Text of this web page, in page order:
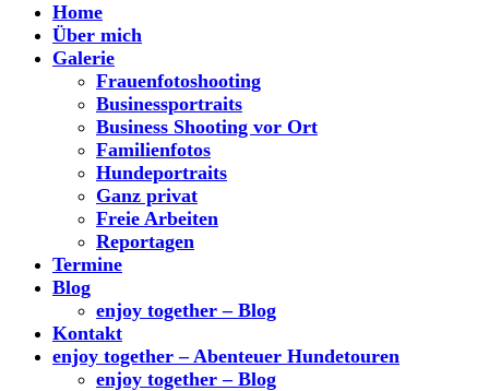
Home
Über mich
Galerie
Frauenfotoshooting
Businessportraits
Business Shooting vor Ort
Familienfotos
Hundeportraits
Ganz privat
Freie Arbeiten
Reportagen
Termine
Blog
enjoy together – Blog
Kontakt
enjoy together – Abenteuer Hundetouren
enjoy together – Blog